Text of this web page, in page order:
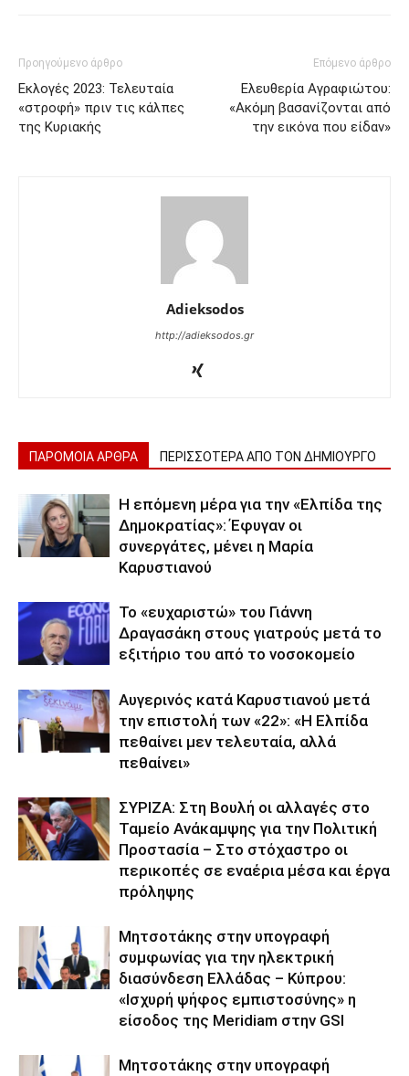
Προηγούμενο άρθρο
Εκλογές 2023: Τελευταία
«στροφή» πριν τις κάλπες
της Κυριακής
Επόμενο άρθρο
Ελευθερία Αγραφιώτου:
«Ακόμη βασανίζονται από
την εικόνα που είδαν»
Adieksodos
http://adieksodos.gr
ΠΑΡΟΜΟΙΑ ΑΡΘΡΑ ΠΕΡΙΣΣΟΤΕΡΑ ΑΠΟ ΤΟΝ ΔΗΜΙΟΥΡΓΟ
Η επόμενη μέρα για την «Ελπίδα της
Δημοκρατίας»: Έφυγαν οι
συνεργάτες, μένει η Μαρία
Καρυστιανού
Το «ευχαριστώ» του Γιάννη
Δραγασάκη στους γιατρούς μετά το
εξιτήριο του από το νοσοκομείο
Αυγερινός κατά Καρυστιανού μετά
την επιστολή των «22»: «Η Ελπίδα
πεθαίνει μεν τελευταία, αλλά
πεθαίνει»
ΣΥΡΙΖΑ: Στη Βουλή οι αλλαγές στο
Ταμείο Ανάκαμψης για την Πολιτική
Προστασία – Στο στόχαστρο οι
περικοπές σε εναέρια μέσα και έργα
πρόληψης
Μητσοτάκης στην υπογραφή
συμφωνίας για την ηλεκτρική
διασύνδεση Ελλάδας – Κύπρου:
«Ισχυρή ψήφος εμπιστοσύνης» η
είσοδος της Meridiam στην GSI
Μητσοτάκης στην υπογραφή